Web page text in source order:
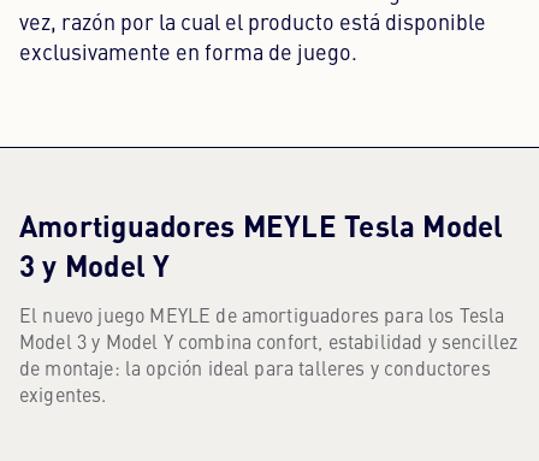
vez, razón por la cual el producto está disponible
exclusivamente en forma de juego.
Amortiguadores MEYLE Tesla Model
3 y Model Y
AMORTIGUADORES MEYLE TESLA MODEL 3 Y MODEL Y
El nuevo juego MEYLE de amortiguadores para los Tesla
Model 3 y Model Y combina confort, estabilidad y sencillez
de montaje: la opción ideal para talleres y conductores
exigentes.